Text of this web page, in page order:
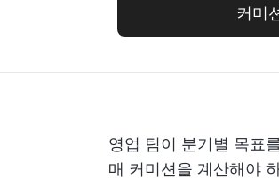
커미
영업 팀이 분기별 목표
매 커미션을 계산해야